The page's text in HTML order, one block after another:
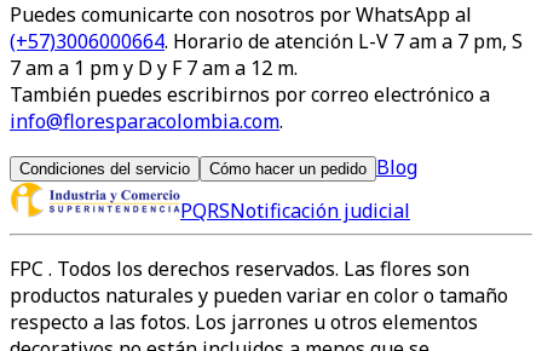
Puedes comunicarte con nosotros por WhatsApp al
(+57)3006000664. Horario de atención L-V 7 am a 7 pm, S
7 am a 1 pm y D y F 7 am a 12 m.
También puedes escribirnos por correo electrónico a
info@floresparacolombia.com.
Condiciones del servicio Cómo hacer un pedido Blog
PQRSNotificación judicial
FPC . Todos los derechos reservados. Las flores son
productos naturales y pueden variar en color o tamaño
respecto a las fotos. Los jarrones u otros elementos